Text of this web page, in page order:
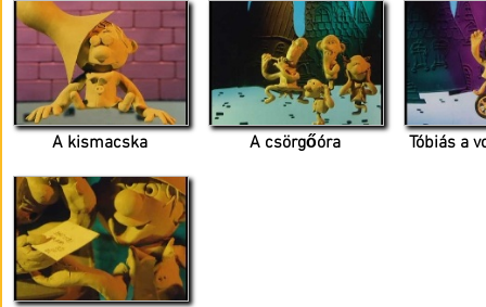
A kismacska A csörgőóra Tóbiás a